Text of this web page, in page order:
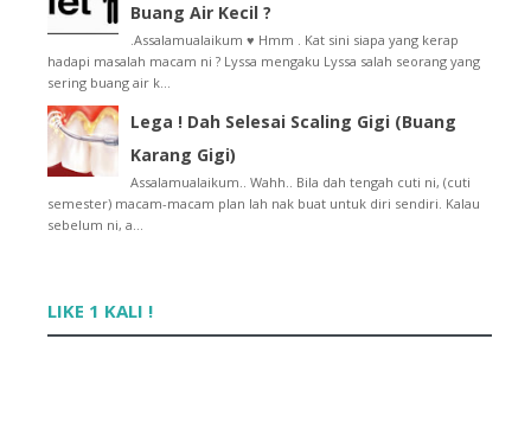
►2016
2015
►2014(15)
2013
►2012(430)
► 2011(569)
►2010 (52)
Buang Air Kecil ?
.Assalamualaikum ♥ Hmm . Kat sini siapa yang kerap
hadapi masalah macam ni ? Lyssa mengaku Lyssa salah seorang yang
sering buang air k...
Lega ! Dah Selesai Scaling Gigi (Buang
Karang Gigi)
Assalamualaikum.. Wahh.. Bila dah tengah cuti ni, (cuti
semester) macam-macam plan lah nak buat untuk diri sendiri. Kalau
sebelum ni, a...
LIKE 1 KALI !